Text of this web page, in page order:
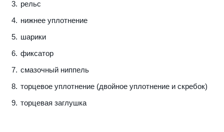
рельс
нижнее уплотнение
шарики
фиксатор
смазочный ниппель
торцевое уплотнение (двойное уплотнение и скребок)
торцевая заглушка